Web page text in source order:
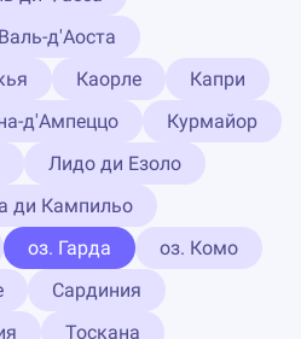
Валь-д'Аоста
Каорле
Капри
д'Ампеццо
Курмайор
Лидо ди Езоло
ди Кампильо
оз. Гарда
оз. Комо
Сардиния
Тоскана